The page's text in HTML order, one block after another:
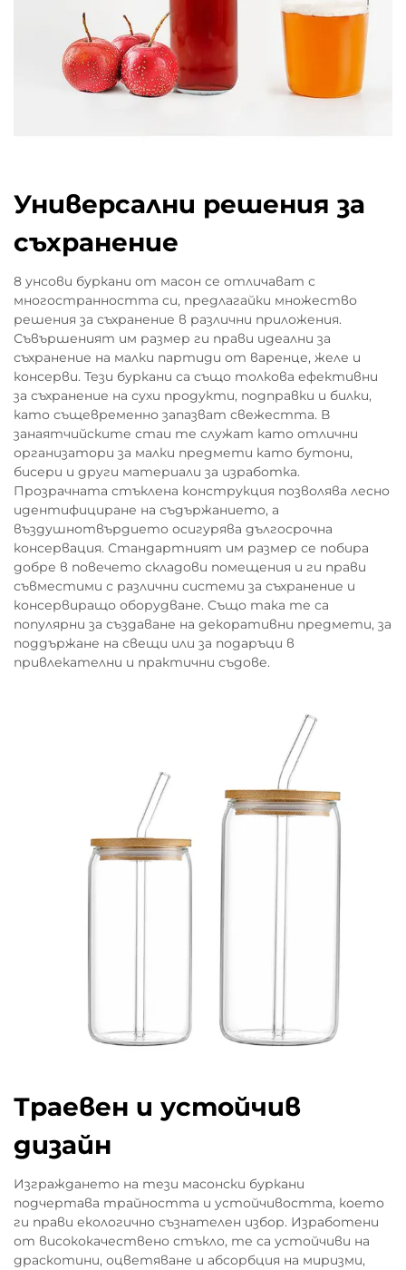
Универсални решения за
съхранение
8 унсови буркани от масон се отличават с
многостранността си, предлагайки множество
решения за съхранение в различни приложения.
Съвършеният им размер ги прави идеални за
съхранение на малки партиди от варенце, желе и
консерви. Тези буркани са също толкова ефективни
за съхранение на сухи продукти, подправки и билки,
като същевременно запазват свежестта. В
занаятчийските стаи те служат като отлични
организатори за малки предмети като бутони,
бисери и други материали за изработка.
Прозрачната стъклена конструкция позволява лесно
идентифициране на съдържанието, а
въздушнотвърдието осигурява дългосрочна
консервация. Стандартният им размер се побира
добре в повечето складови помещения и ги прави
съвместими с различни системи за съхранение и
консервиращо оборудване. Също така те са
популярни за създаване на декоративни предмети, за
поддържане на свещи или за подаръци в
привлекателни и практични съдове.
Траевен и устойчив
дизайн
Изграждането на тези масонски буркани
подчертава трайността и устойчивостта, което
ги прави екологично съзнателен избор. Изработени
от висококачествено стъкло, те са устойчиви на
драскотини, оцветяване и абсорбция на миризми,